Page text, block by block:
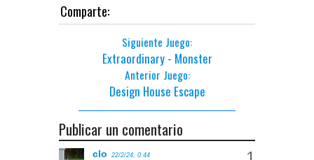
Comparte:
Siguiente Juego:
Extraordinary - Monster
Anterior Juego:
Design House Escape
Publicar un comentario
clo 22/2/24, 0:44